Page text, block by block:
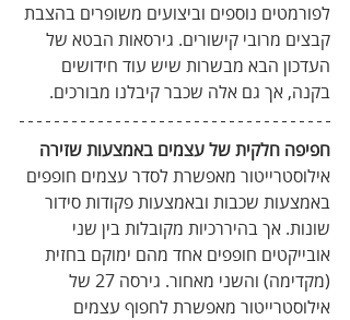
לפורמטים נוספים וביצועים משופרים בהצבת
קבצים מרובי קישורים. גירסאות הבטא של
העדכון הבא מבשרות שיש עוד חידושים
בקנה, אך גם אלה שכבר קיבלנו מבורכים.
חפיפה חלקית של עצמים באמצעות שזירה
אילוסטרייטור מאפשרת לסדר עצמים חופפים
באמצעות שכבות ובאמצעות פקודות סידור
שונות. אך בהיררכיות מקובלות בין שני
אובייקטים חופפים אחד מהם ימוקם בחזית
(מקדימה) והשני מאחור. גירסה 27 של
אילוסטרייטור מאפשרת לחפוף עצמים